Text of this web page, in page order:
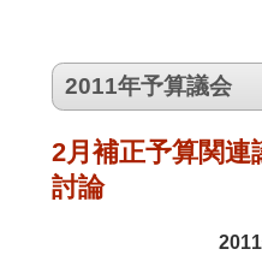
2011年予算議会
2月補正予算関
討論